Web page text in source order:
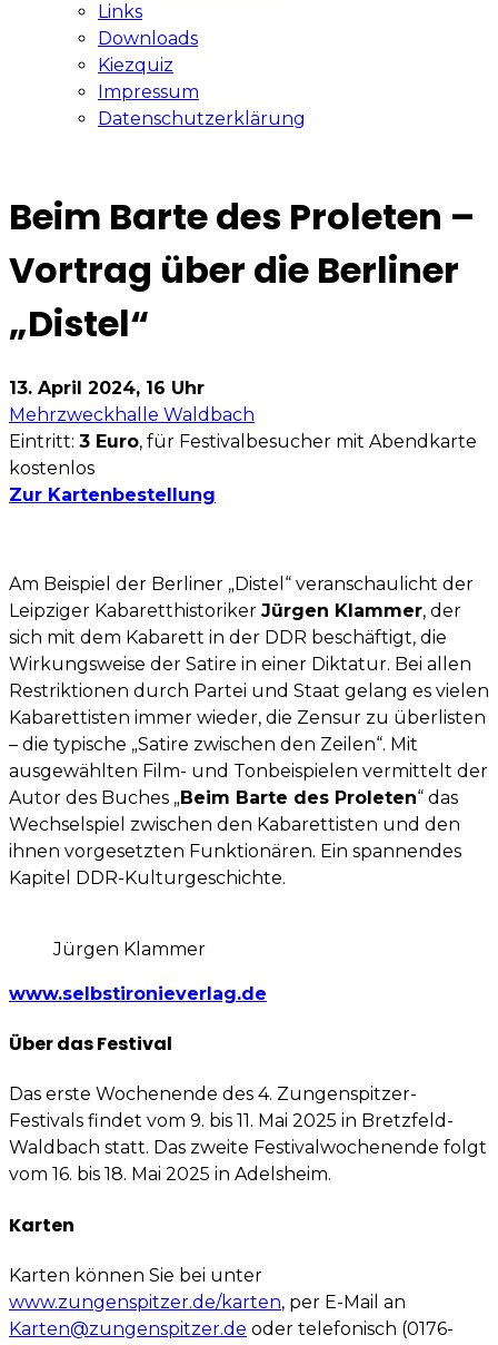
Links
Downloads
Kiezquiz
Impressum
Datenschutzerklärung
Beim Barte des Proleten –
Vortrag über die Berliner
„Distel“
13. April 2024, 16 Uhr
Mehrzweckhalle Waldbach
Eintritt: 3 Euro, für Festivalbesucher mit Abendkarte
kostenlos
Zur Kartenbestellung
Am Beispiel der Berliner „Distel“ ver­an­schau­licht der
Leipziger Kabaretthistoriker Jürgen Klammer, der
sich mit dem Kabarett in der DDR beschäftigt, die
Wirkungs­weise der Sa­tire in einer Diktatur. Bei allen
Re­striktionen durch Partei und Staat gelang es vielen
Kabarettisten immer wieder, die Zensur zu überlisten
– die typische „Satire zwischen den Zei­len“. Mit
ausgewählten Film- und Tonbeispie­len ver­mittelt der
Autor des Buches „Beim Barte des Proleten“ das
Wechselspiel zwischen den Kabarettis­ten und den
ihnen vorgesetz­ten Funktionären. Ein spannen­des
Kapitel DDR-Kulturge­schich­te.
Jürgen Klammer
www.selbstironieverlag.de
Über das Festival
Das erste Wochenende des 4. Zungenspitzer-
Festivals findet vom 9. bis 11. Mai 2025 in Bretzfeld-
Waldbach statt. Das zweite Festivalwochenende folgt
vom 16. bis 18. Mai 2025 in Adelsheim.
Karten
Karten können Sie bei unter
www.zungenspitzer.de/karten, per E-Mail an
Karten@zungenspitzer.de oder telefonisch (0176-